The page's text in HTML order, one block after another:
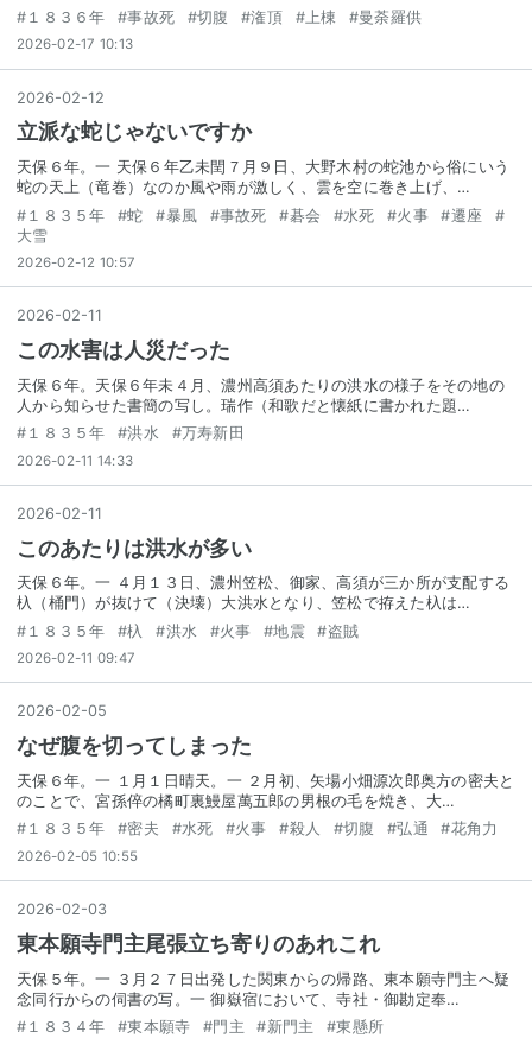
# １８３６年 #事故死 #切腹 #潅頂 #上棟 #曼荼羅供
2026-02-17 10:13
2026-02-12
立派な蛇じゃないですか
天保６年。一 天保６年乙未閏７月９日、大野木村の蛇池から俗にいう
蛇の天上（竜巻）なのか風や雨が激しく、雲を空に巻き上げ、…
# １８３５年 #蛇 #暴風 #事故死 #碁会 #水死 #火事 #遷座
#
大雪
2026-02-12 10:57
2026-02-11
この水害は人災だった
天保６年。天保６年未４月、濃州高須あたりの洪水の様子をその地の
人から知らせた書簡の写し。瑞作（和歌だと懐紙に書かれた題…
# １８３５年 #洪水 #万寿新田
2026-02-11 14:33
2026-02-11
このあたりは洪水が多い
天保６年。一 ４月１３日、濃州笠松、御家、高須が三か所が支配する
杁（桶門）が抜けて（決壊）大洪水となり、笠松で拵えた杁は…
# １８３５年 #杁 #洪水 #火事 #地震 #盗賊
2026-02-11 09:47
2026-02-05
なぜ腹を切ってしまった
天保６年。一 １月１日晴天。一 ２月初、矢場小畑源次郎奥方の密夫と
のことで、宮孫倅の橘町裏鰻屋萬五郎の男根の毛を焼き、大…
# １８３５年 #密夫 #水死 #火事 #殺人 #切腹 #弘通 #花角力
2026-02-05 10:55
2026-02-03
東本願寺門主尾張立ち寄りのあれこれ
天保５年。一 ３月２７日出発した関東からの帰路、東本願寺門主へ疑
念同行からの伺書の写。一 御嶽宿において、寺社・御勘定奉…
# １８３４年 #東本願寺 #門主 #新門主 #東懸所